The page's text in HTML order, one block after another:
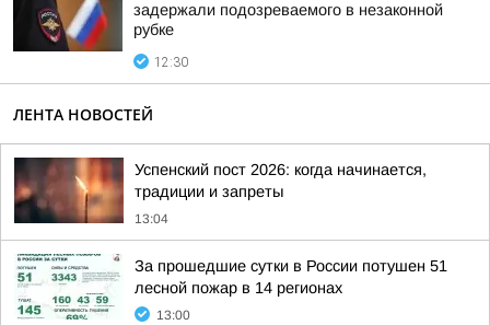
задержали подозреваемого в незаконной
рубке
12:30
ЛЕНТА НОВОСТЕЙ
Успенский пост 2026: когда начинается,
традиции и запреты
13:04
За прошедшие сутки в России потушен 51
лесной пожар в 14 регионах
13:00